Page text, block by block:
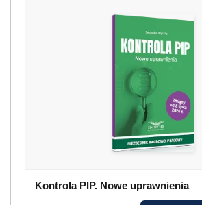
Kontrola PIP. Nowe uprawnienia